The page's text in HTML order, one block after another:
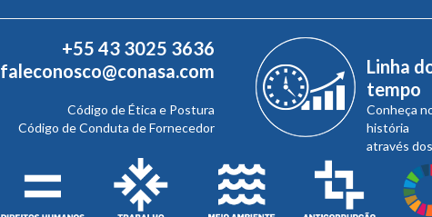
+55 43 3025 3636
faleconosco@conasa.com
Código de Ética e Postura
Código de Conduta de Fornecedor
Linha
tempo
Conheça
história
através